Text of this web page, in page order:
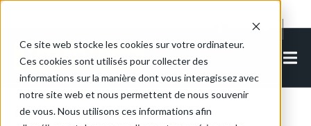
Ce site web stocke les cookies sur votre ordinateur.
Ces cookies sont utilisés pour collecter des
informations sur la manière dont vous interagissez avec
notre site web et nous permettent de nous souvenir
de vous. Nous utilisons ces informations afin
FR-FR
Retour aux articles